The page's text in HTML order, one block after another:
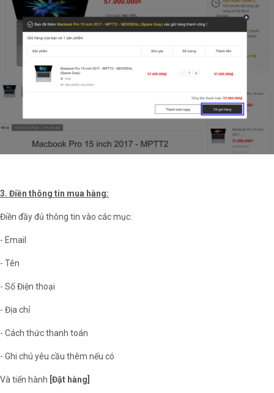
3. Điền thông tin mua hàng:
Điền đầy đủ thông tin vào các mục:
- Email
- Tên
- Số Điện thoại
- Địa chỉ
- Cách thức thanh toán
- Ghi chú yêu cầu thêm nếu có
Và tiến hành [Đặt hàng]